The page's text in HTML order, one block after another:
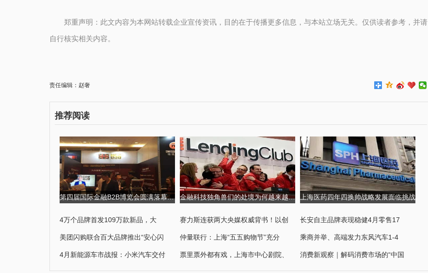
郑重声明：此文内容为本网站转载企业宣传资讯，目的在于传播更多信息，与本站立场无关。仅供读者参考，并请
自行核实相关内容。
责任编辑：赵奢
推荐阅读
第四届国际金融B2B博览会圆满落幕,USGFX大放异彩 第四届京剧票友大 金融科技独角兽们的处境为何越来越尴尬? 上海医药四年四换帅战略发展面临挑战
4万个品牌首发109万款新品，大 赛力斯连获两大央媒权威背书！以创 长安自主品牌表现稳健4月零售17
美团闪购联合百大品牌推出“安心闪 仲量联行：上海“五五购物节”充分 乘商并举、高端发力东风汽车1-4
4月新能源车市战报：小米汽车交付 票里票外都有戏，上海市中心剧院、 消费新观察｜解码消费市场的“中国